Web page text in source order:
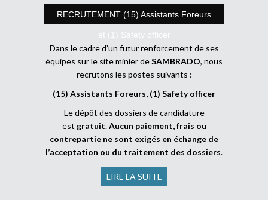
RECRUTEMENT (15) Assistants Foreurs
et (1) Safety officer
Dans le cadre d’un futur renforcement de ses
équipes sur le site minier deSAMBRADO, nous
recrutons les postes suivants :
(15) Assistants Foreurs, (1) Safety officer
Le dépôt des dossiers de candidature
est gratuit.Aucun paiement, frais ou
contrepartie ne sont exigés en échange de
l’acceptation ou du traitement des dossiers.
LIRE LA SUITE